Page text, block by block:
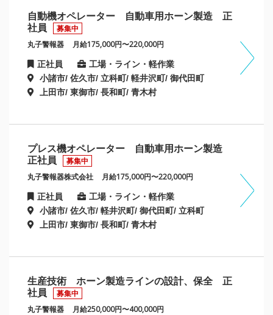
自動機オペレーター 自動車用ホーン製造 正
社員
募集中
丸子警報器 月給175,000円〜220,000円
正社員
工場・ライン・軽作業
小諸市/ 佐久市/ 立科町/ 軽井沢町/ 御代田町
上田市/ 東御市/ 長和町/ 青木村
プレス機オペレーター 自動車用ホーン製造
正社員
募集中
丸子警報器株式会社 月給175,000円〜220,000円
正社員
工場・ライン・軽作業
小諸市/ 佐久市/ 軽井沢町/ 御代田町/ 立科町
上田市/ 東御市/ 長和町/ 青木村
生産技術 ホーン製造ラインの設計、保全 正
社員
募集中
丸子警報器 月給250,000円〜400,000円